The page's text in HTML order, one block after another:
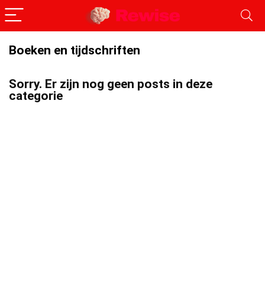
Boeken en tijdschriften
Sorry. Er zijn nog geen posts in deze
categorie